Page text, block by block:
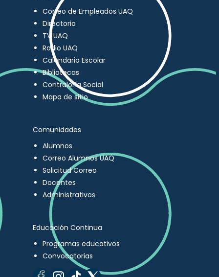
Correo de Empleados UAQ
Directorio
TV UAQ
Radio UAQ
Calendario Escolar
Bibliotecas
Contraloría Social
Mapa de sitio
Comunidades
Alumnos
Correo Alumnos UAQ
Solicitud Correo
Docentes
Administrativos
Educación Continua
Programas educativos
Convocatorias